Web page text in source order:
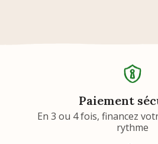
Paiement
En 3 ou 4 fois, financez
rythme